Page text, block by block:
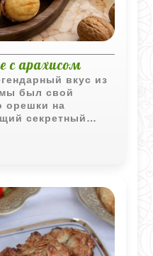
с арахисом
вкус из
был свой
орешки на
секретный
работает
тесто
и
удастся дожить